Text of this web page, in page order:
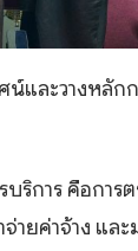
และวางหลัก
ริการ คือกา
ายค่าจ้าง แล